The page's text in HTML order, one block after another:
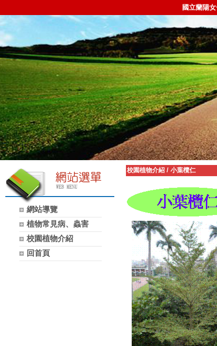
國立蘭陽
網站導覽
植物常見病、蟲害
校園植物介紹
回首頁
校園植物介紹 / 小葉欖仁